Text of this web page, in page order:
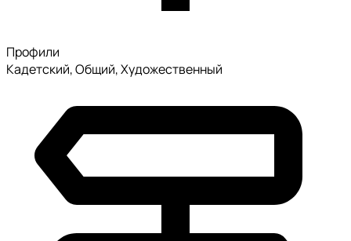
Профили
Кадетский, Общий, Художественный